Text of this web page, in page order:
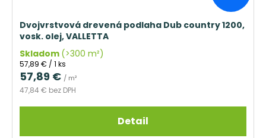
Dvojvrstvová drevená podlaha Dub country 1200,
vosk. olej, VALLETTA
Skladom (>300 m²)
47,84 € bez DPH
57,89 € / m²
Jednotková
cena:
57,89 € / 1 ks
Detail